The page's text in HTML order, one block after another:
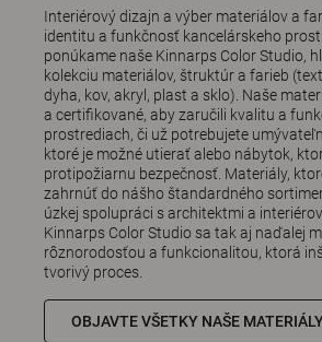
Interiérový dizajn a výber materiálov a
identitu a funkčnosť kancelárskeho
ponúkame naše Kinnarps Color Studio,
kolekciu materiálov, štruktúr a farieb
dyha, kov, akryl, plast a sklo). Naše
a certifikované, aby zaručili kvalitu a
prostrediach, či už potrebujete
ktoré je možné utierať alebo nábytok,
protipožiarnu bezpečnosť. Materiály,
zahrnúť do nášho štandardného
úzkej spolupráci s architektmi a
Kinnarps Color Studio sa tak aj naďalej
rôznorodosťou a funkcionalitou, ktorá
tvorivý proces.
OBJAVTE VŠETKY NAŠE